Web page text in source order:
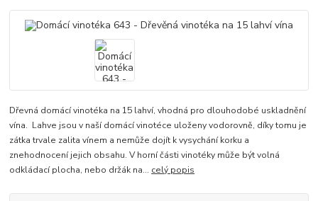
Dřevná domácí vinotéka na 15 lahví, vhodná pro dlouhodobé uskladnění
vína. Lahve jsou v naší domácí vinotéce uloženy vodorovně, díky tomu je
zátka trvale zalita vínem a nemůže dojít k vysychání korku a
znehodnocení jejich obsahu. V horní části vinotéky může být volná
odkládací plocha, nebo držák na... celý popis